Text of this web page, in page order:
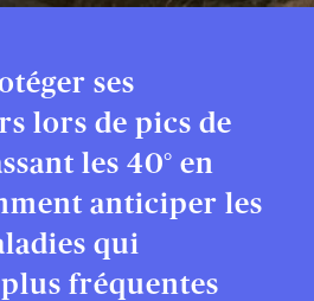
ses
lors de pics de
les 40° en
anticiper les
qui
fréquentes